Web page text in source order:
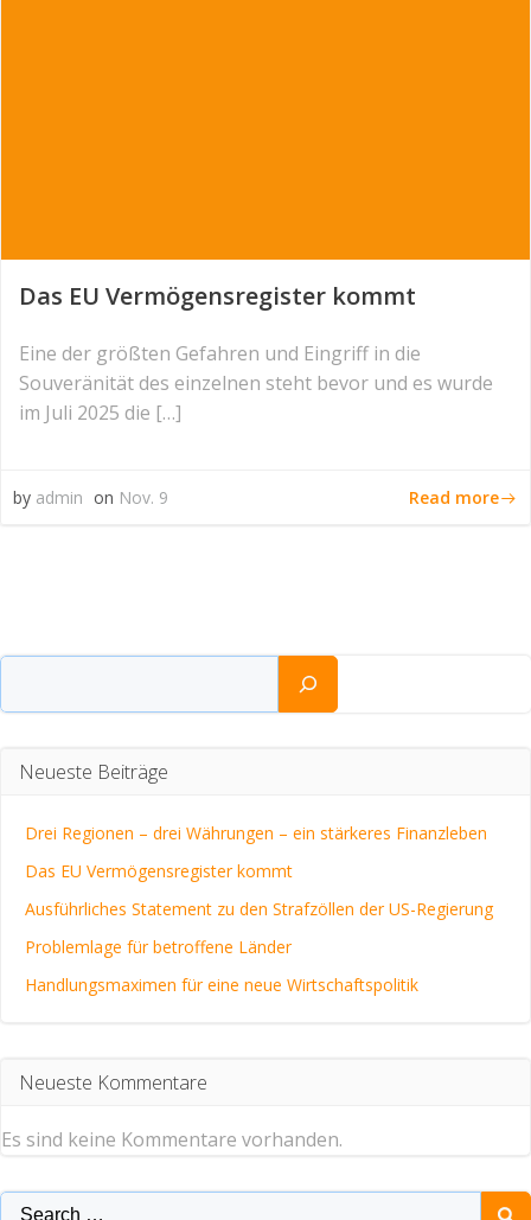
Das EU Vermögensregister kommt
Eine der größten Gefahren und Eingriff in die
Souveränität des einzelnen steht bevor und es wurde
im Juli 2025 die […]
by admin on Nov. 9 Read more
Suchen
Neueste Beiträge
Drei Regionen – drei Währungen – ein stärkeres Finanzleben
Das EU Vermögensregister kommt
Ausführliches Statement zu den Strafzöllen der US-Regierung
Problemlage für betroffene Länder
Handlungsmaximen für eine neue Wirtschaftspolitik
Neueste Kommentare
Es sind keine Kommentare vorhanden.
Search